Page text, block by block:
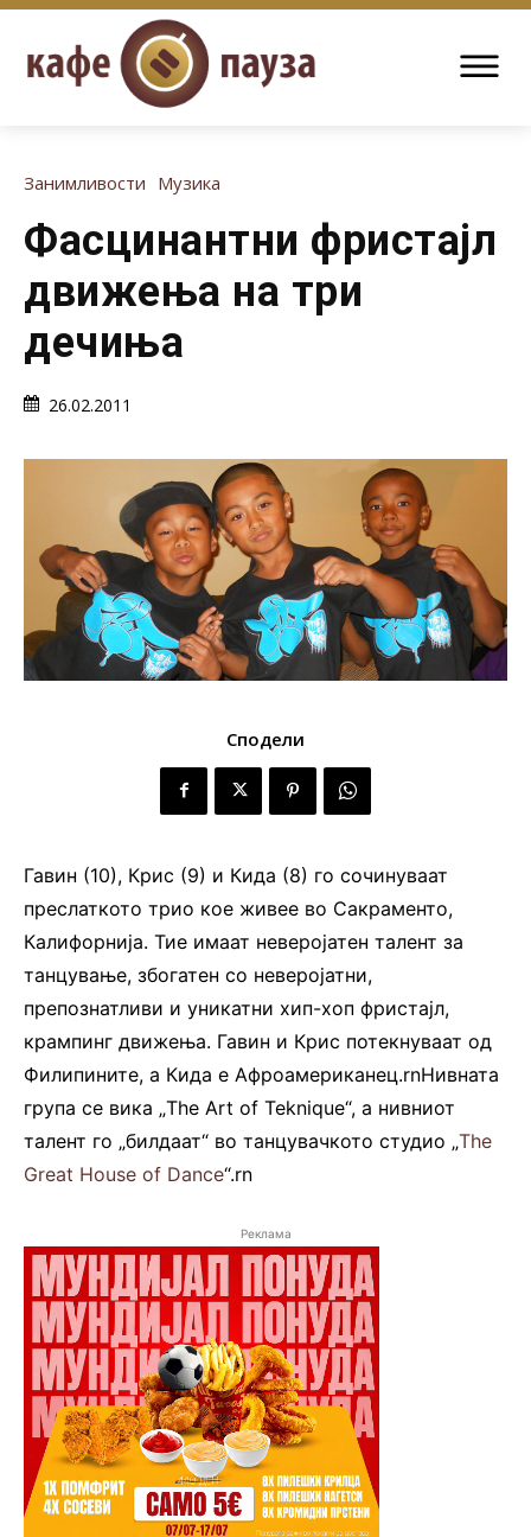
Занимливости Музика
Фасцинантни фристајл
движења на три
дечиња
26.02.2011
Сподели
Гавин (10), Крис (9) и Кида (8) го сочинуваат
преслаткото трио кое живее во Сакраменто,
Калифорнија. Тие имаат неверојатен талент за
танцување, збогатен со неверојатни,
препознатливи и уникатни хип-хоп фристајл,
крампинг движења. Гавин и Крис потекнуваат од
Филипините, а Кида е Афроамериканец.rnНивната
група се вика „The Art of Teknique“, а нивниот
талент го „билдаат“ во танцувачкото студио „The
Great House of Dance“.rn
Реклама